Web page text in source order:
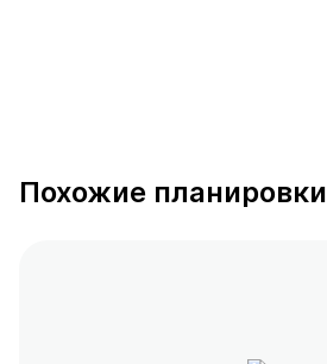
Похожие планировки